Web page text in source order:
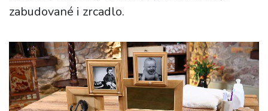
zabudované i zrcadlo.